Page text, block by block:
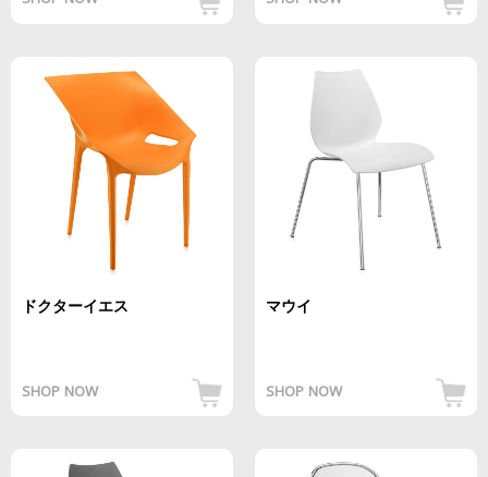
ドクターイエス
SHOP NOW
マウイ
SHOP NOW